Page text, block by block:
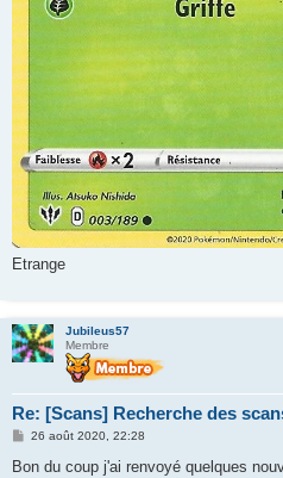
Etrange
Jubileus57
Membre
Re: [Scans] Recherche des
M
s
26 août 2020, 22:28
Bon du coup j'ai renvoyé quelques